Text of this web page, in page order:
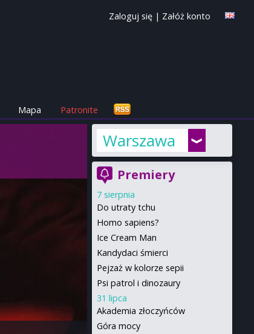
Zaloguj się | Załóż konto
Mapa Patronite
Warszawa
Premiery
7 sierpnia
Do utraty tchu
Homo sapiens?
Ice Cream Man
Kandydaci śmierci
Pejzaż w kolorze sepii
Psi patrol i dinozaury
31 lipca
Akademia złoczyńców
Góra mocy